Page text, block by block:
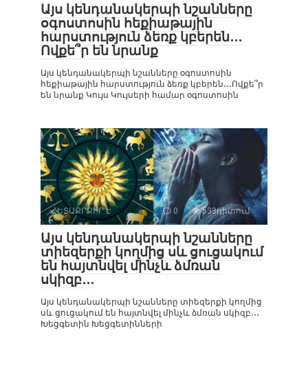
Այս կենդանակերպի նշանները
օգոստոսին հեքիաթային
հարստություն ձեռք կբերեն․․․
Ովքե՞ր են նրանք
Այս կենդանակերպի նշանները օգոստոսին
հեքիաթային հարստություն ձեռք կբերեն․․․Ովքե՞ր
են նրանք Կույս Կույսերի համար օգոստոսին
ՀԵՏԱՔՐՔԻՐ Է 0 533դիտում
Այս կենդանակերպի նշանները
տիեզերքի կողմից սև ցուցակում
են հայտնվել մինչև ձմռան
սկիզբ․․․
Այս կենդանակերպի նշանները տիեզերքի կողմից
սև ցուցակում են հայտնվել մինչև ձմռան սկիզբ․․․
Խեցգետին Խեցգետինների